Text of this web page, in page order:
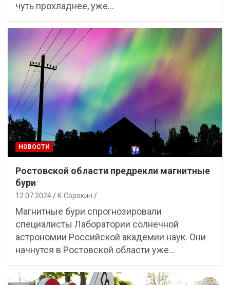
чуть прохладнее, уже…
НОВОСТИ
Ростовской области предрекли магнитные
бури
12.07.2024 К.Сорокин
Магнитные бури спрогнозировали
специалисты Лаборатории солнечной
астрономии Российской академии наук. Они
начнутся в Ростовской области уже…